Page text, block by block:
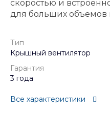
скоростью и
для больших объемов
Тип
Крышный вентилятор
Гарантия
3 года
Все характеристики